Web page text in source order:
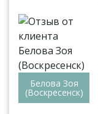
Белова Зоя
(Воскресенск)